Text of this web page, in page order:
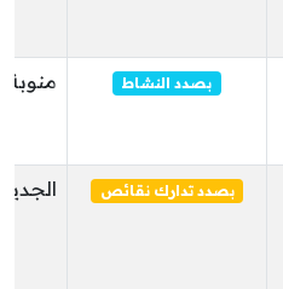
بصدد النشاط منوبة
بصدد تدارك نقائص